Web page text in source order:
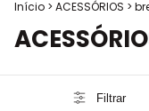
Início > ACESSÓRIOS >
Filtrar